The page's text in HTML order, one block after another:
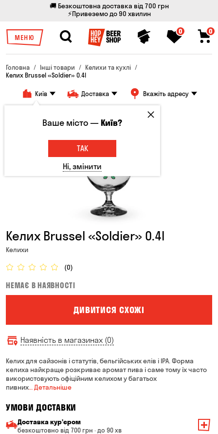
🚚 Безкоштовна доставка від 700 грн
⚡Привеземо до 90 хвилин
МЕНЮ
0 0
Головна Інші товари
Келихи та кухлі
Келих Brussel «Soldier» 0.4l
Київ Доставка Вкажіть адресу
Келих Brussel «Soldier» 0.4l
Келихи
(0)
НЕМАЄ В НАЯВНОСТІ
ДИВИТИСЯ СХОЖІ
Наявність в магазинах (0)
Келих для сайзонів і статутів, бельгійських елів і ІРА. Форма
келиха найкраще розкриває аромат пива і саме тому їх часто
використовують офіційним келихом у багатьох
пивних… Детальніше
УМОВИ ДОСТАВКИ
Доставка курʼєром
безкоштовно від 700 грн · до 90 хв
Ваше місто —Київ?
ТАК
Ні, змінити